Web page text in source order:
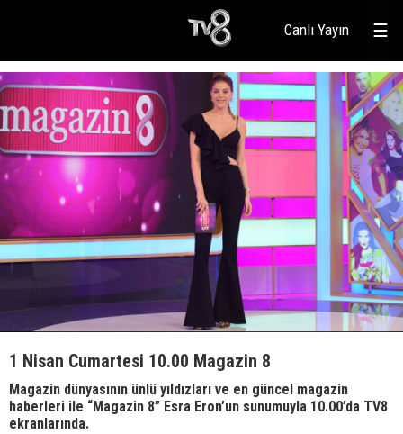
☰
Canlı Yayın
1 Nisan Cumartesi 10.00 Magazin 8
Magazin dünyasının ünlü yıldızları ve en güncel magazin
haberleri ile “Magazin 8” Esra Eron’un sunumuyla 10.00’da TV8
ekranlarında.